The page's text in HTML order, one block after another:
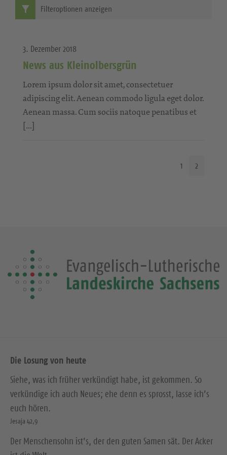
3. Dezember 2018
News aus Kleinolbersgrün
Lorem ipsum dolor sit amet, consectetuer
adipiscing elit. Aenean commodo ligula eget dolor.
Aenean massa. Cum sociis natoque penatibus et
[…]
1 2
Filteroptionen anzeigen
Die Losung von heute
Siehe, was ich früher verkündigt habe, ist gekommen. So
verkündige ich auch Neues; ehe denn es sprosst, lasse ich’s
euch hören.
Jesaja 42,9
Der Menschensohn ist’s, der den guten Samen sät. Der Acker